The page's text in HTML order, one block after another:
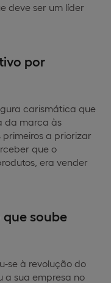
deve ser um líder
por
carismática que
da marca às
primeiros a priorizar
que o
era vender
que soube
se à revolução do
a sua empresa no